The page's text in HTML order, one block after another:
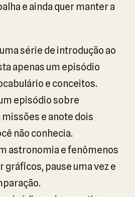
e ainda quer manter a
série de introdução ao
apenas um episódio
e conceitos.
episódio sobre
e anote dois
não conhecia.
astronomia e fenômenos
gráficos, pause uma vez e